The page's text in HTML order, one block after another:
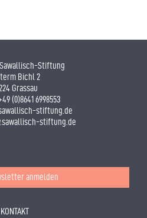
Stiftung
Bichl 2
Grassau
(0)8641 6998553
stiftung.de
stiftung.de
anmelden
KONTAKT